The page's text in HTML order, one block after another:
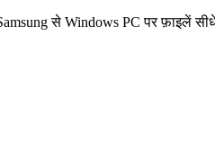
से Windows PC पर फ़ाइलें